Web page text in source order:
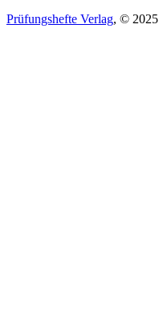
Prüfungshefte Verlag, © 2025